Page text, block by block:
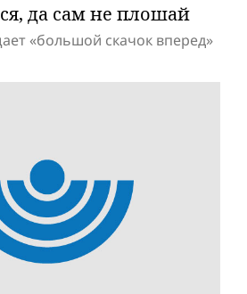
да сам не плошай
«большой скачок вперед»